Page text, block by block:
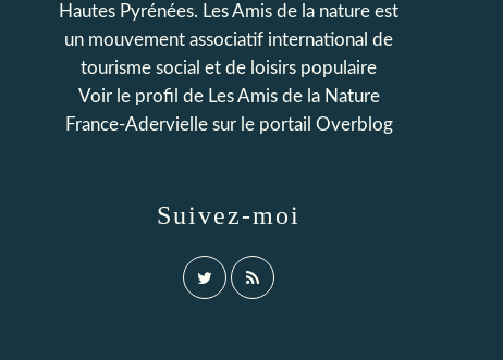
Suivez-moi
Hautes Pyrénées. Les Amis de la nature est
un mouvement associatif international de
tourisme social et de loisirs populaire
Voir le profil de Les Amis de la Nature
France-Aderviellesur le portail Overblog